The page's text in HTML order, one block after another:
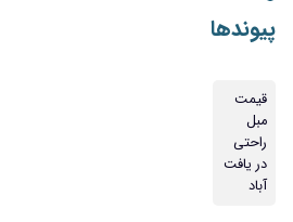
پیوندها
قیمت
مبل
راحتی
در یافت
آباد